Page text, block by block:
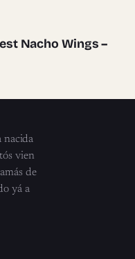
Nacho Wings –
nacida
vien
de
yá a